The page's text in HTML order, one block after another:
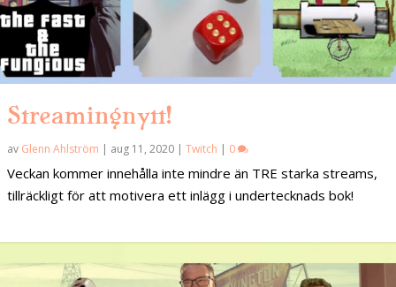
Streamingnytt!
av Glenn Ahlström aug 11, 2020 Twitch 0
Veckan kommer innehålla inte mindre än TRE starka streams,
tillräckligt för att motivera ett inlägg i undertecknads bok!